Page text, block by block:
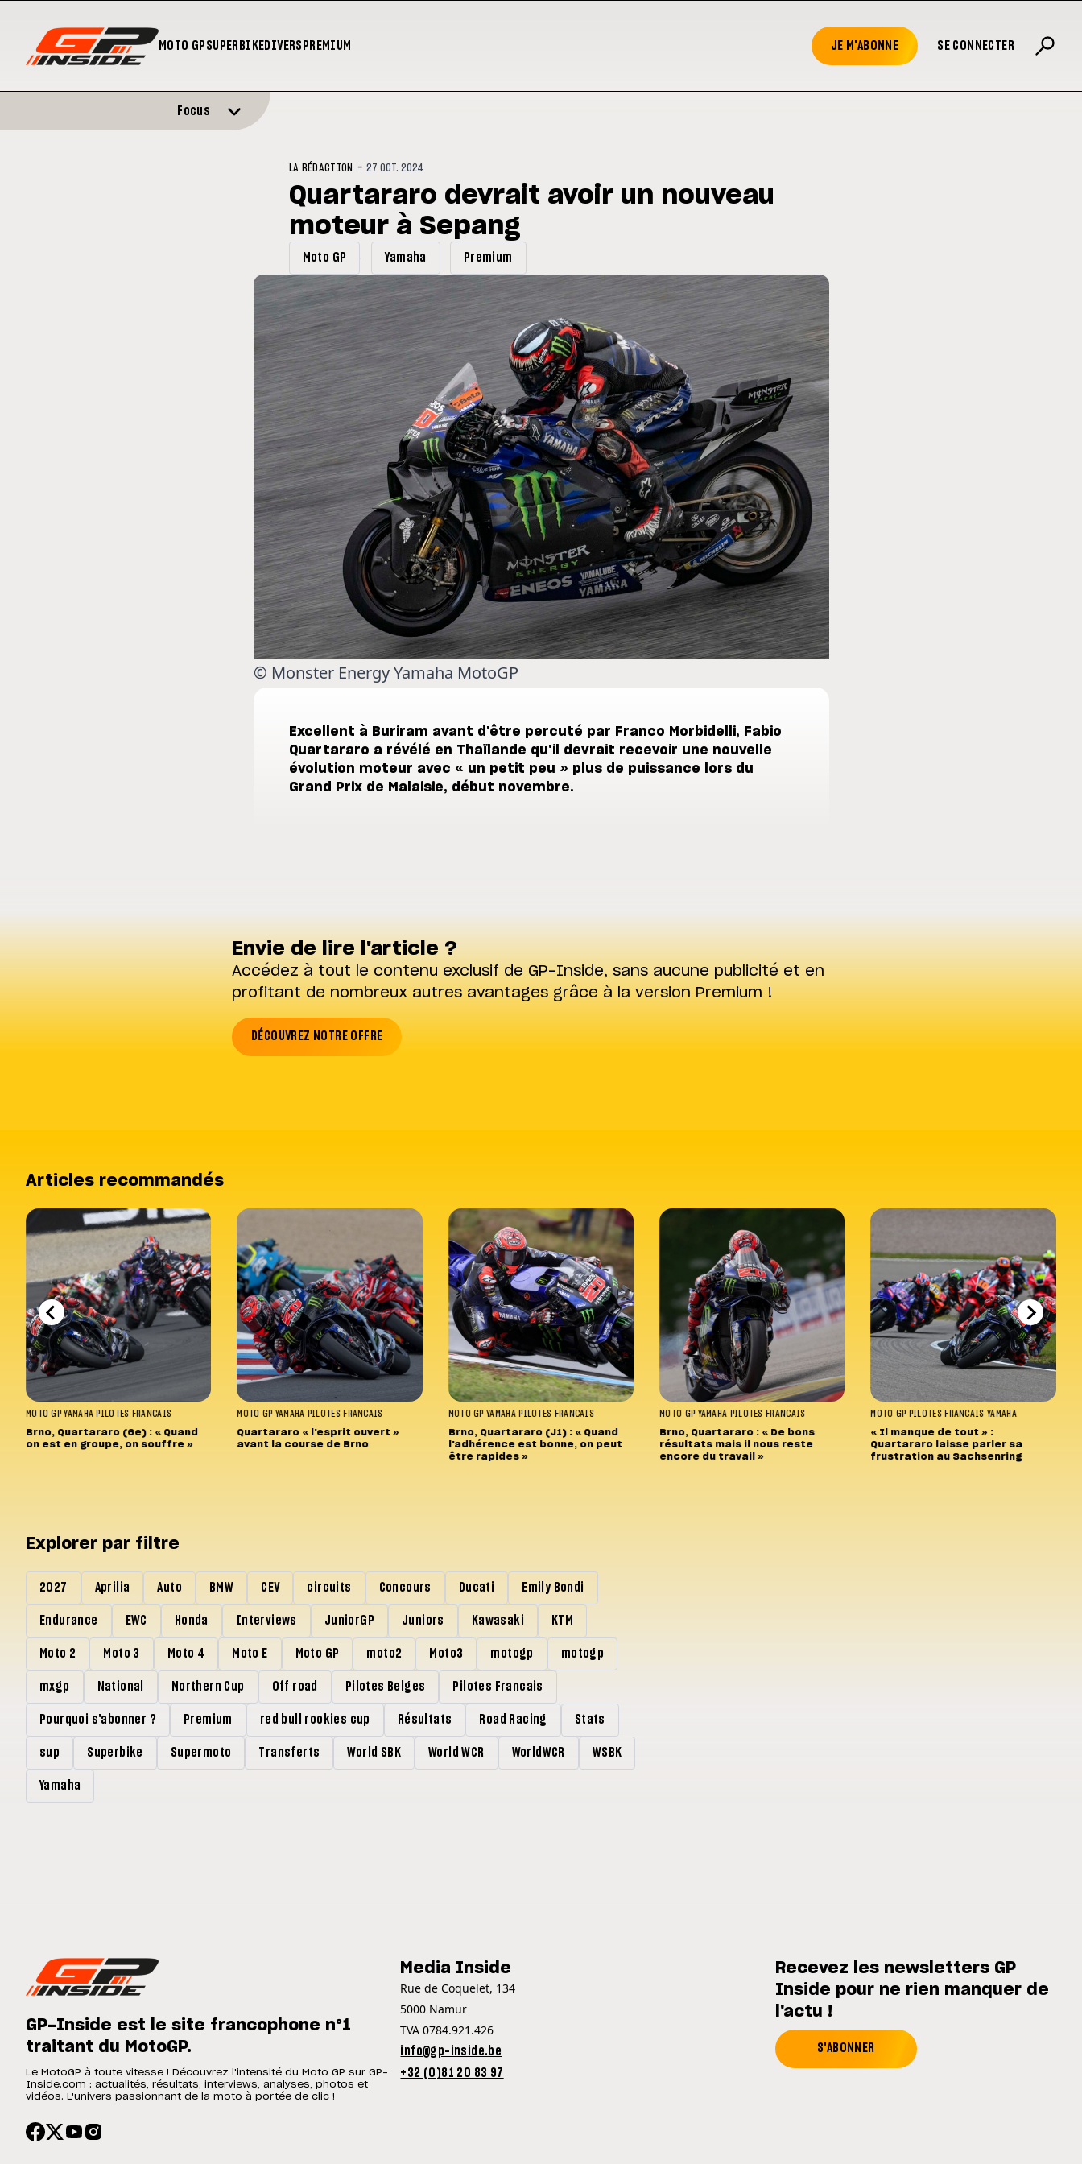
MOTO GPSUPERBIKEDIVERS PREMIUM JE M'ABONNE SE CONNECTER
Silverstone : Horaires et Programme du GP de
Grande-Bretagne
MOTO GP
Zarco évite l'opération et vise un retour en
septembre
MOTO GP
MotoGP : les cinq constructeurs signent un
accord historique pour 2027-2031
Focus
LA RÉDACTION - 27 OCT. 2024
Quartararo devrait avoir un nouveau
moteur à Sepang
Moto GP Yamaha Premium
© Monster Energy Yamaha MotoGP
Excellent à Buriram avant d'être percuté par Franco Morbidelli, Fabio
Quartararo a révélé en Thaïlande qu'il devrait recevoir une nouvelle
évolution moteur avec « un petit peu » plus de puissance lors du
Grand Prix de Malaisie, début novembre.
Envie de lire l'article ?
Accédez à tout le contenu exclusif de GP-Inside, sans aucune publicité et en
profitant de nombreux autres avantages grâce à la version Premium !
DÉCOUVREZ NOTRE OFFRE
Articles recommandés
MOTO GP YAMAHA PILOTES FRANCAIS
Brno, Quartararo (6e) : « Quand
on est en groupe, on souffre »
MOTO GP YAMAHA PILOTES FRANCAIS
Quartararo « l'esprit ouvert »
avant la course de Brno
MOTO GP YAMAHA PILOTES FRANCAIS
Brno, Quartararo (J1) : « Quand
l'adhérence est bonne, on peut
être rapides »
MOTO GP YAMAHA PILOTES FRANCAIS
Brno, Quartararo : « De bons
résultats mais il nous reste
encore du travail »
MOTO GP PILOTES FRANCAIS YAMAHA
« Il manque de tout » :
Quartararo laisse parler sa
frustration au Sachsenring
Explorer par filtre
2027 Aprilia Auto BMW CEV circuits Concours Ducati Emily Bondi
Endurance EWC Honda Interviews JuniorGP Juniors Kawasaki KTM
Moto 2 Moto 3 Moto 4 Moto E Moto GP moto2 Moto3 motogp motogp
mxgp National Northern Cup Off road Pilotes Belges Pilotes Francais
Pourquoi s'abonner ? Premium red bull rookies cup Résultats Road Racing Stats
sup Superbike Supermoto Transferts World SBK World WCR WorldWCR WSBK
Yamaha
GP-Inside est le site francophone n°1
traitant du MotoGP.
Le MotoGP à toute vitesse ! Découvrez l'intensité du Moto GP sur GP-
Inside.com : actualités, résultats, interviews, analyses, photos et
vidéos. L'univers passionnant de la moto à portée de clic !
Media Inside
Rue de Coquelet, 134
5000 Namur
TVA 0784.921.426
info@gp-inside.be
+32 (0)81 20 83 97
Recevez les newsletters GP
Inside pour ne rien manquer de
l'actu !
S'ABONNER